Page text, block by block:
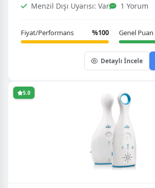
Menzil Dışı Uyarısı: Var
1 Yorum
Fiyat/Performans %100 Genel Puan
Detaylı İncele
5.0